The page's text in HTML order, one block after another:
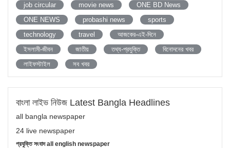
job circular
movie news
ONE BD News
ONE NEWS
probashi news
sports
technology
travel
আজকের-এই-দিনে
ইসলামী-জীবন
জাতীয় তথ্য-প্রযুক্তি
বিনোদনের খবর
লাইফস্টাইল
সব খবর
বাংলা লাইভ নিউজ Latest Bangla Headlines
all bangla newspaper
24 live newspaper
প্রযুক্তি সংবাদ all english newspaper